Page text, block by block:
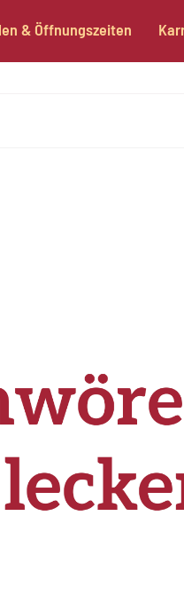
& Öffnungszeiten